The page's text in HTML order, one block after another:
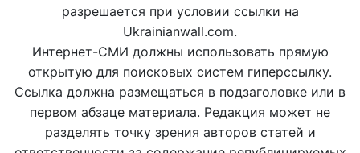
разрешается при условии ссылки на
Ukrainianwall.com.
Интернет-СМИ должны использовать прямую
открытую для поисковых систем гиперссылку.
Ссылка должна размещаться в подзаголовке или в
первом абзаце материала. Редакция может не
разделять точку зрения авторов статей и